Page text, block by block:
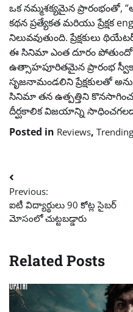
ఒక నమ్మశక్యమైన ప్రారంభంతో,
కథన ప్రత్యేకత మరియు ప్రేక్షక
నిలువవుతుంది. ప్రేక్షకులు
ఈ సినిమా ఎంత దూరం
ఉత్సాహపూరితమైన ప్రారంభ
సృజనామండలిని ప్రేక్షకులతో
సినిమా తన ఉత్పత్తిని
దీర్ఘకాలిక విజయాన్ని
Posted in Reviews, Trending
Post
navigation
Previous:
ఐటీ విద్యార్థులు 90 కోట్ల సైబర్
మోసంలో చుట్టబడ్డారు
Related Posts